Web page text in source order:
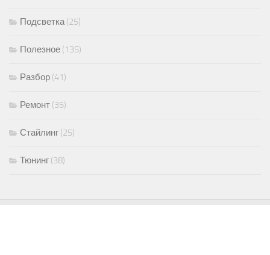
Подсветка(25)
Полезное (135)
Разбор (41)
Ремонт (35)
Стайлинг (25)
Тюнинг (38)